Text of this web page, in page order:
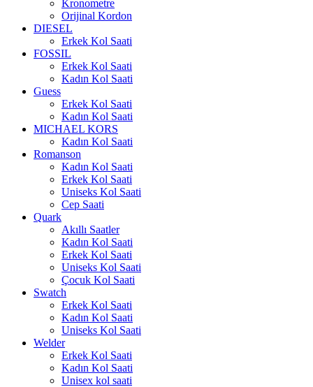
Kronometre
Orijinal Kordon
DIESEL
Erkek Kol Saati
FOSSIL
Erkek Kol Saati
Kadın Kol Saati
Guess
Erkek Kol Saati
Kadın Kol Saati
MICHAEL KORS
Kadın Kol Saati
Romanson
Kadın Kol Saati
Erkek Kol Saati
Uniseks Kol Saati
Cep Saati
Quark
Akıllı Saatler
Kadın Kol Saati
Erkek Kol Saati
Uniseks Kol Saati
Çocuk Kol Saati
Swatch
Erkek Kol Saati
Kadın Kol Saati
Uniseks Kol Saati
Welder
Erkek Kol Saati
Kadın Kol Saati
Unisex kol saati